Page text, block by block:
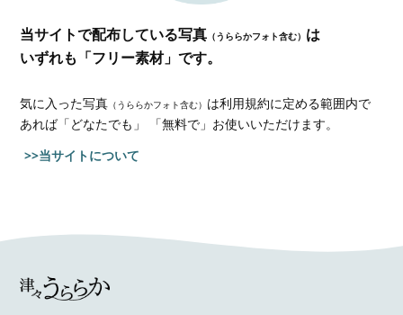
当サイトで配布している写真 （うららかフォト含む） は
いずれも「フリー素材」です。
気に入った写真 （うららかフォト含む） は利用規約に定める範囲内で
あれば「どなたでも」 「無料で」お使いいただけます。
>>当サイトについて